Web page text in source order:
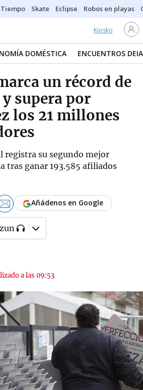
Tiempo Skate Eclipse Robos en playas
Kiosko
DOMÉSTICA ENCUENTROS DEIA
un récord de
supera por
los 21 millones
registra su segundo mejor
tras ganar 193.585 afiliados
a las 09:53
Añádenos en Google